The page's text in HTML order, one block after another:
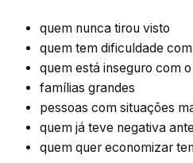
quem nunca tirou visto
quem tem dificuldade
quem está inseguro com
famílias grandes
pessoas com situações
quem já teve negativa
quem quer economizar